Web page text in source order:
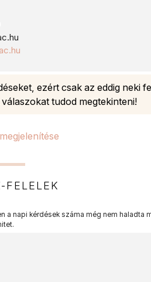
ezért csak az eddig neki
tudod megtekinteni!
FELELEK
a napi kérdések száma még nem haladta